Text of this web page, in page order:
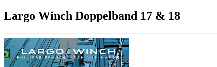
Largo Winch Doppelband 17 & 18